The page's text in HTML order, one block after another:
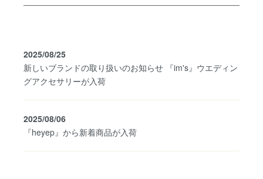
2025/08/25
新しいブランドの取り扱いのお知らせ 『im's』ウエディン
グアクセサリーが入荷
2025/08/06
『heyep』から新着商品が入荷